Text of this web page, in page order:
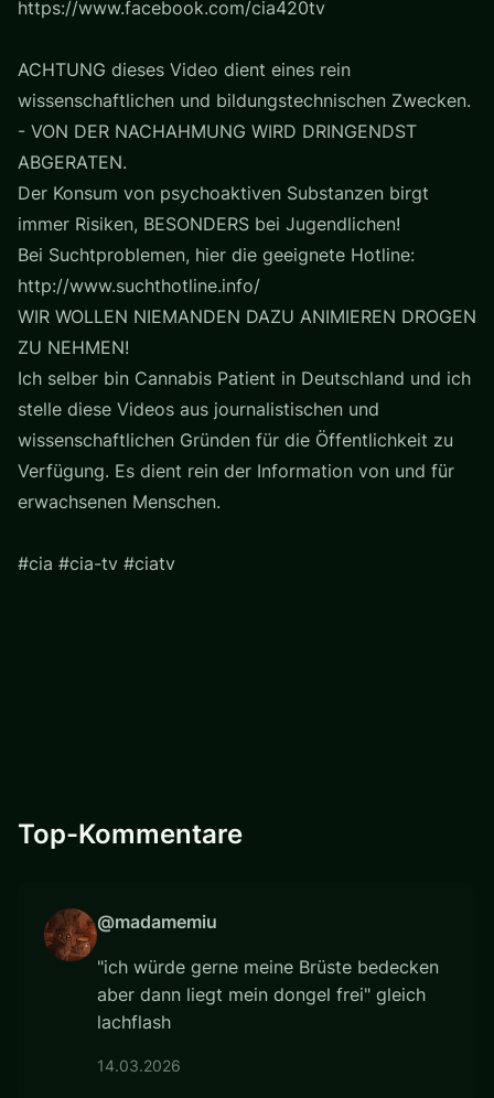
https://www.facebook.com/cia420tv
ACHTUNG dieses Video dient eines rein
wissenschaftlichen und bildungstechnischen Zwecken.
- VON DER NACHAHMUNG WIRD DRINGENDST
ABGERATEN.
Der Konsum von psychoaktiven Substanzen birgt
immer Risiken, BESONDERS bei Jugendlichen!
Bei Suchtproblemen, hier die geeignete Hotline:
http://www.suchthotline.info/
WIR WOLLEN NIEMANDEN DAZU ANIMIEREN DROGEN
ZU NEHMEN!
Ich selber bin Cannabis Patient in Deutschland und ich
stelle diese Videos aus journalistischen und
wissenschaftlichen Gründen für die Öffentlichkeit zu
Verfügung. Es dient rein der Information von und für
erwachsenen Menschen.
#cia #cia-tv #ciatv
Top-Kommentare
@madamemiu
"ich würde gerne meine Brüste bedecken
aber dann liegt mein dongel frei" gleich
lachflash
14.03.2026